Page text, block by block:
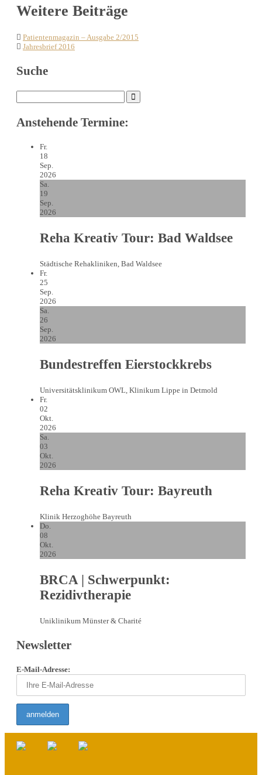
Post
navigation
Weitere Beiträge
Patientenmagazin – Ausgabe 2/2015
Jahresbrief 2016
Suche
Search
for:
Anstehende Termine:
Fr.
18
Sep.
2026
Sa.
19
Sep.
2026
Reha Kreativ Tour: Bad Waldsee
Städtische Rehakliniken, Bad Waldsee
Fr.
25
Sep.
2026
Sa.
26
Sep.
2026
Bundestreffen Eierstockkrebs
Universitätsklinikum OWL, Klinikum Lippe in Detmold
Fr.
02
Okt.
2026
Sa.
03
Okt.
2026
Reha Kreativ Tour: Bayreuth
Klinik Herzoghöhe Bayreuth
Do.
08
Okt.
2026
BRCA | Schwerpunkt:
Rezidivtherapie
Uniklinikum Münster & Charité
Newsletter
E-Mail-Adresse: